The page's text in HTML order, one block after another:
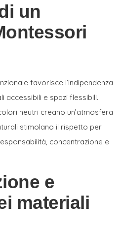
un
favorisce l’indipendenza
accessibili e spazi flessibili.
neutri creano un’atmosfera
stimolano il rispetto per
concentrazione e
e
materiali